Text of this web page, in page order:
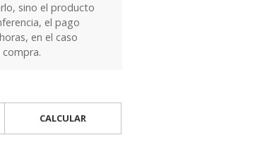
sino el producto
el pago
en el caso
CALCULAR